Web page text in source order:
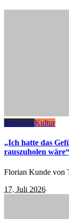
InterviewKultur
„Ich hatte das
rauszuholen wäre“
Florian Kunde
17. Juli 2026